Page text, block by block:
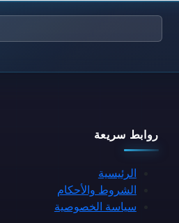
روابط سريعة
الرئيسية
الشروط والأحكام
سياسة الخصوصية